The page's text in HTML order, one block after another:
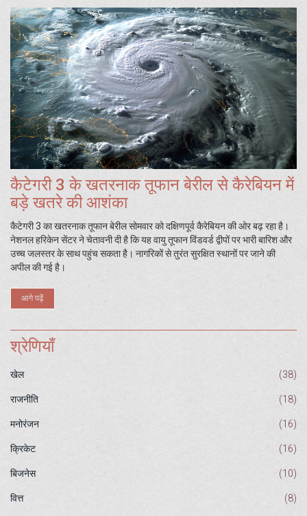
कैटेगरी 3 के खतरनाक तूफान बेरील से कैरेबियन में
बड़े खतरे की आशंका
कैटेगरी 3 का खतरनाक तूफान बेरील सोमवार को दक्षिणपूर्व कैरेबियन की ओर बढ़ रहा है।
नेशनल हरिकेन सेंटर ने चेतावनी दी है कि यह वायु तूफान विंडवर्ड द्वीपों पर भारी बारिश और
उच्च जलस्तर के साथ पहुंच सकता है। नागरिकों से तुरंत सुरक्षित स्थानों पर जाने की
अपील की गई है।
आगे पढ़ें
श्रेणियाँ
खेल (38)
राजनीति (18)
मनोरंजन (16)
क्रिकेट (16)
बिजनेस (10)
वित्त (8)